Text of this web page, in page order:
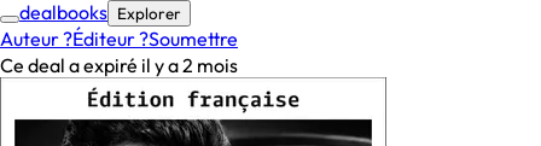
dealbooks Explorer
Auteur ?Éditeur ?Soumettre
Ce deal a expiré il y a 2 mois